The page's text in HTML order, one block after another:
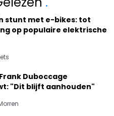
stunt met e-bikes: tot
op populaire elektrische
Duboccage
"Dit blijft aanhouden"